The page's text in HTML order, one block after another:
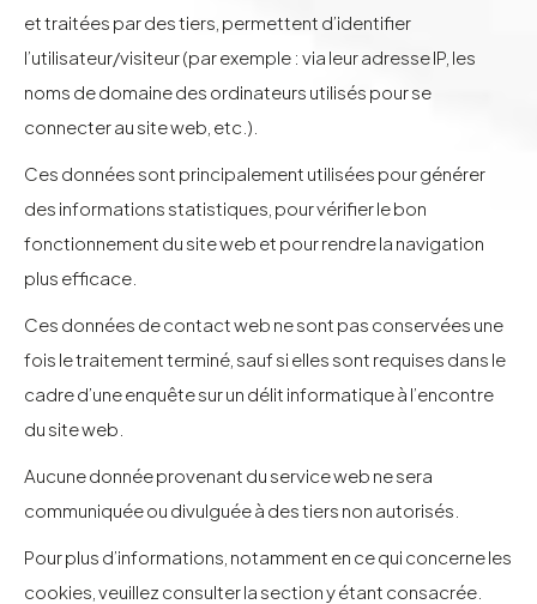
et traitées par des tiers, permettent d’identifier
l’utilisateur/visiteur (par exemple : via leur adresse IP, les
noms de domaine des ordinateurs utilisés pour se
connecter au site web, etc.).
Ces données sont principalement utilisées pour générer
des informations statistiques, pour vérifier le bon
fonctionnement du site web et pour rendre la navigation
plus efficace.
Ces données de contact web ne sont pas conservées une
fois le traitement terminé, sauf si elles sont requises dans le
cadre d’une enquête sur un délit informatique à l’encontre
du site web.
Aucune donnée provenant du service web ne sera
communiquée ou divulguée à des tiers non autorisés.
Pour plus d’informations, notamment en ce qui concerne les
cookies, veuillez consulter la section y étant consacrée.